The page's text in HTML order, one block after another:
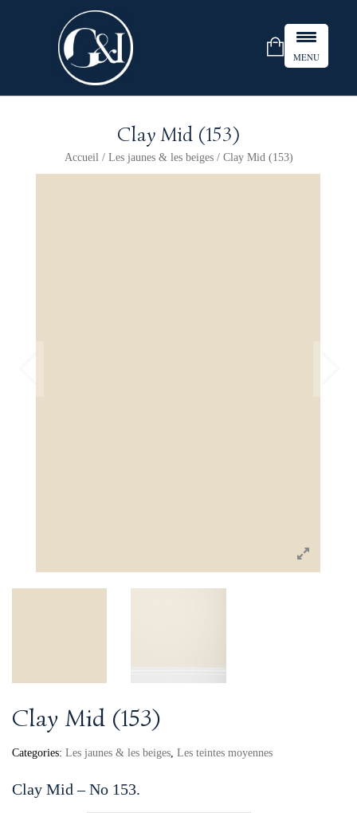
Clay Mid (153)
Accueil/ Les jaunes & les beiges/ Clay Mid (153)
Clay Mid (153)
Categories: Les jaunes & les beiges, Les teintes moyennes
Clay Mid – No 153.
MENU